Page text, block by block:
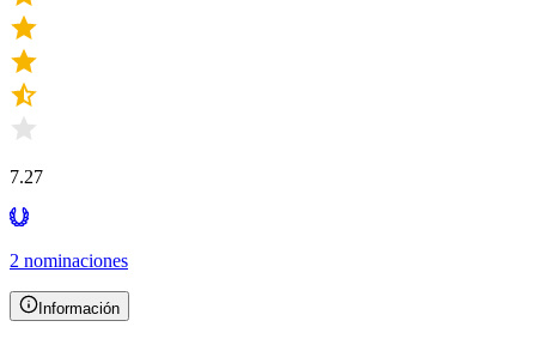
7.27
2 nominaciones
Información